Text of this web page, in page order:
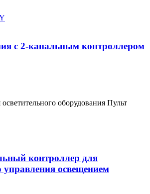
с 2-канальным контроллером
оборудования Пульт
контроллер для
управления освещением